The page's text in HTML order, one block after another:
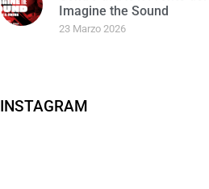
Imagine the Sound
23 Marzo 2026
INSTAGRAM